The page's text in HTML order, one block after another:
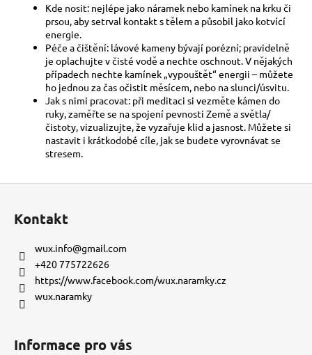
Kde nosit: nejlépe jako náramek nebo kamínek na krku či
prsou, aby setrval kontakt s tělem a působil jako kotvící
energie.
Péče a čištění: lávové kameny bývají porézní; pravidelně
je oplachujte v čisté vodě a nechte oschnout. V nějakých
případech nechte kamínek „vypouštět“ energii – můžete
ho jednou za čas očistit měsícem, nebo na slunci/úsvitu.
Jak s nimi pracovat: při meditaci si vezměte kámen do
ruky, zaměřte se na spojení pevnosti Země a světla/
čistoty, vizualizujte, že vyzařuje klid a jasnost. Můžete si
nastavit i krátkodobé cíle, jak se budete vyrovnávat se
stresem.
Kontakt
wux.info@gmail.com
+420 775722626
https://www.facebook.com/wux.naramky.cz
wux.naramky
Informace pro vás